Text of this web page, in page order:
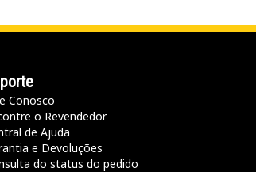
Conosco
o Revendedor
de Ajuda
e Devoluções
do status do pedido